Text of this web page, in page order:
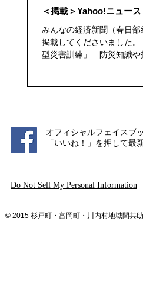
＜掲載＞Yahoo!ニュース
みんなの経済新聞（春日部
掲載してくださいました。
型災害訓練」 防災知識
オフィシャルフェイスブ
「いいね！」を押して最
Do Not Sell My Personal Information
© 2015 杉戸町・富岡町・川内村地域間共